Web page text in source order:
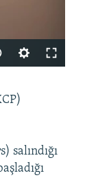
360p
720p
1080p
salındığı